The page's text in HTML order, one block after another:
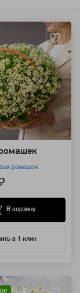
ромашек
в 1 клик
В корзину